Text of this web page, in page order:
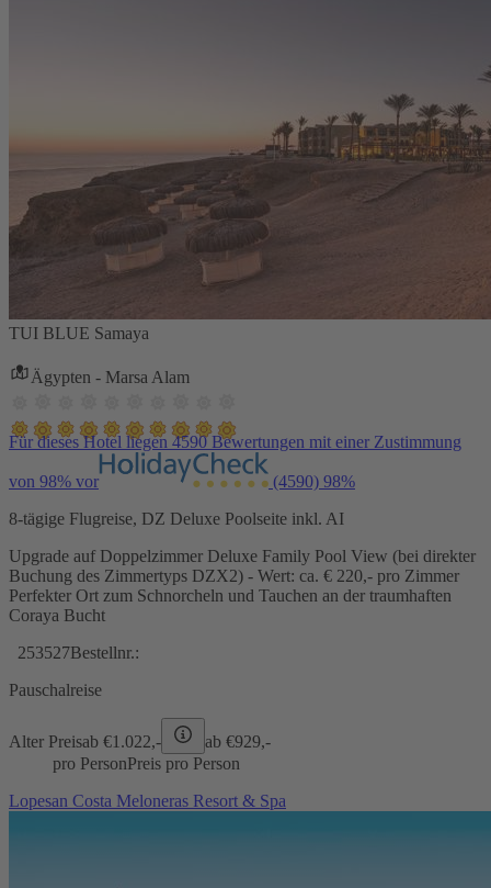
TUI BLUE Samaya
Ägypten - Marsa Alam
Für dieses Hotel liegen 4590 Bewertungen mit einer Zustimmung
von 98% vor (4590) 98%
8-tägige Flugreise, DZ Deluxe Poolseite inkl. AI
Upgrade auf Doppelzimmer Deluxe Family Pool View (bei direkter
Buchung des Zimmertyps DZX2) - Wert: ca. € 220,- pro Zimmer
Perfekter Ort zum Schnorcheln und Tauchen an der traumhaften
Coraya Bucht
253527Bestellnr.:
Pauschalreise
Alter Preisab €1.022,- ab €929,-
pro PersonPreis pro Person
Lopesan Costa Meloneras Resort & Spa